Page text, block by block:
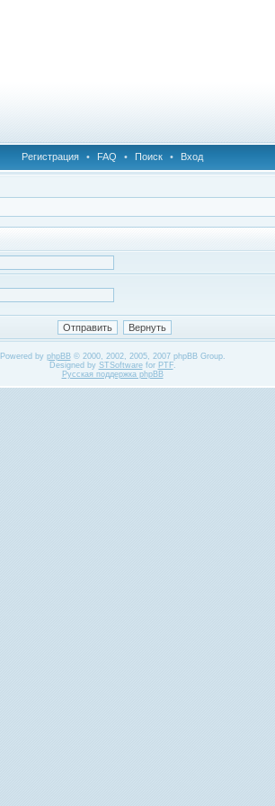
Регистрация • FAQ • Поиск • Вход
Powered by phpBB© 2000, 2002, 2005, 2007 phpBB Group.
Designed by STSoftwarefor PTF.
Русская поддержка phpBB